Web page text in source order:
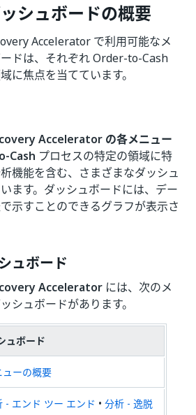
シュボードの概要
Accelerator で利用可能なメ
ドは、それぞれ Order-to-Cash
に焦点を当てています。
Accelerator の各メニュー
Cash プロセスの特定の領域に特
機能を含む、さまざまなダッシュ
ます。ダッシュボードには、デー
示すことのできるグラフが表示さ
ュボード
Accelerator には、次のメ
シュボードがあります。
ュボード
ューの概要
- エンド ツー エンド • 分析 - 逸脱